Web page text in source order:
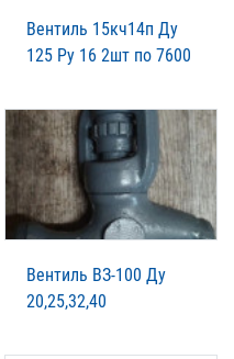
Вентиль 15кч14п Ду
125 Ру 16 2шт по 7600
Вентиль ВЗ-100 Ду
20,25,32,40